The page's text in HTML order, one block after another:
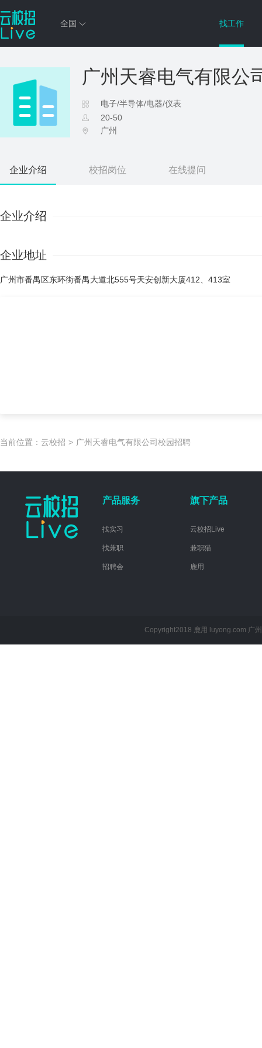
全国 找工作
广州天睿电气有限公
电子/半导体/电器/仪表
20-50
广州
企业介绍 校招岗位 在线提问
企业介绍
企业地址
广州市番禺区东环街番禺大道北555号天安创新大厦412、413室
当前位置： 云校招 > 广州天睿电气有限公司校园招聘
产品服务
找实习
找兼职
招聘会
旗下产品
云校招Live
兼职猫
鹿用
Copyright2018 鹿用 luyong.com 广